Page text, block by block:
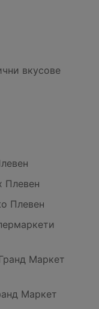
вкусове
Плевен
Плевен
Маркет
Маркет